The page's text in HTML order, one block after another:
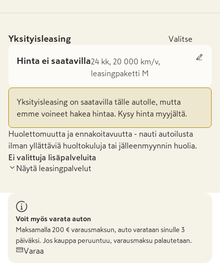
Yksityisleasing Valitse
Hinta ei saatavilla24 kk, 20 000 km/v,
leasingpaketti M
Yksityisleasing on saatavilla tälle autolle, mutta
emme voineet hakea hintaa. Kysy hinta myyjältä.
Huolettomuutta ja ennakoitavuutta - nauti autoilusta
ilman yllättäviä huoltokuluja tai jälleenmyynnin huolia.
Ei valittuja lisäpalveluita
Näytä leasingpalvelut
Voit myös varata auton
Maksamalla 200 € varausmaksun, auto varataan sinulle 3
päiväksi. Jos kauppa peruuntuu, varausmaksu palautetaan.
Varaa